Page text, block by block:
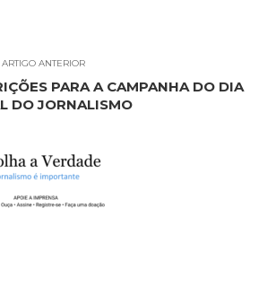
ARTIGO ANTERIOR
PARA A CAMPANHA DO DIA
DO JORNALISMO